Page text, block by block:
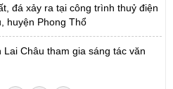
đá xảy ra tại công trình thuỷ điện
huyện Phong Thổ
Châu tham gia sáng tác văn